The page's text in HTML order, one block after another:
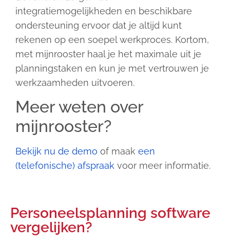
integratiemogelijkheden en beschikbare
ondersteuning ervoor dat je altijd kunt
rekenen op een soepel werkproces. Kortom,
met mijnrooster haal je het maximale uit je
planningstaken en kun je met vertrouwen je
werkzaamheden uitvoeren.
Meer weten over
mijnrooster?
Bekijk nu de demo of maak een
(telefonische) afspraak voor meer informatie.
Personeelsplanning software
vergelijken?